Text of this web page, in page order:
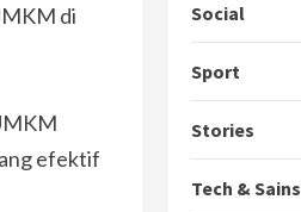
di
efektif
Social
Sport
Stories
Tech & Sains